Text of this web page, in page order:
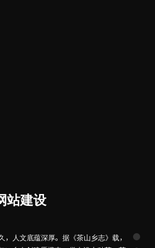
站建设
，人文底蕴深厚。据《茶山乡志》载，